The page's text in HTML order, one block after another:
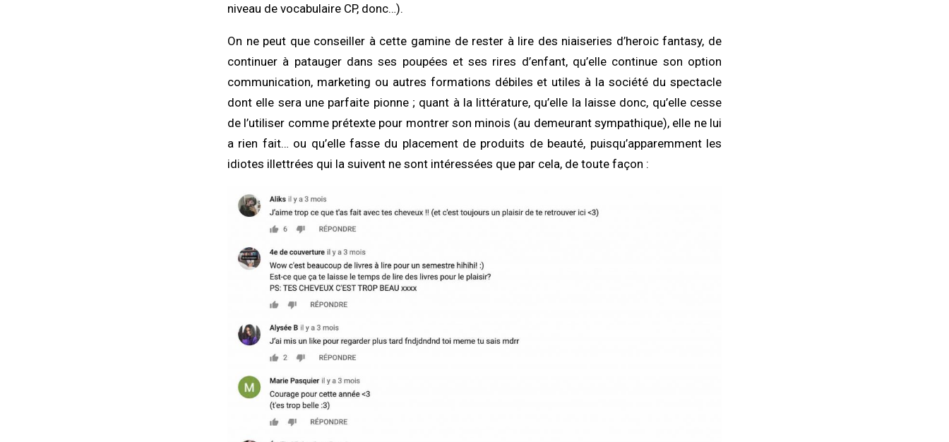
niveau de vocabulaire CP, donc…).
On ne peut que conseiller à cette gamine de rester à lire des niaiseries d’heroic fantasy, de
continuer à patauger dans ses poupées et ses rires d’enfant, qu’elle continue son option
communication, marketing ou autres formations débiles et utiles à la société du spectacle
dont elle sera une parfaite pionne ; quant à la littérature, qu’elle la laisse donc, qu’elle cesse
de l’utiliser comme prétexte pour montrer son minois (au demeurant sympathique), elle ne lui
a rien fait… ou qu’elle fasse du placement de produits de beauté, puisqu’apparemment les
idiotes illettrées qui la suivent ne sont intéressées que par cela, de toute façon :